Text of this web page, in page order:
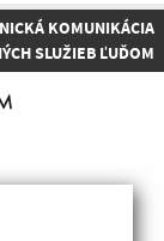
KOMUNIKÁCIA
SLUŽIEB ĽUĎOM